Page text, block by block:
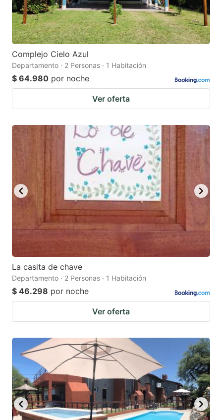
Complejo Cielo Azul
Departamento · 2 Personas · 1 Habitación
$ 64.980 por noche
Ver oferta
La casita de chave
Departamento · 2 Personas · 1 Habitación
$ 46.298 por noche
Ver oferta